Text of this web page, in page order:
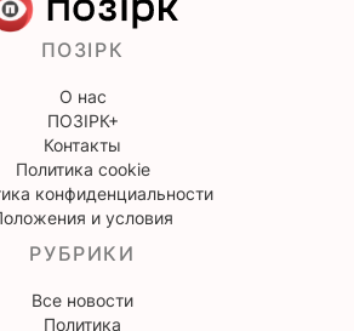
ПОЗІРК
О нас
ПОЗІРК+
Контакты
Политика cookie
конфиденциальности
и условия
РУБРИКИ
Все новости
Политика